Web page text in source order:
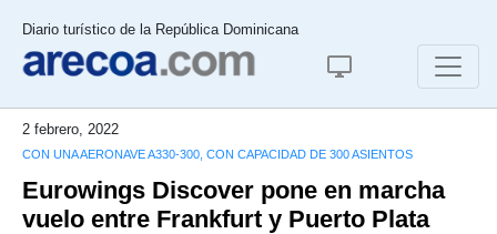
Diario turístico de la República Dominicana
2 febrero, 2022
CON UNA AERONAVE A330-300, CON CAPACIDAD DE 300 ASIENTOS
Eurowings Discover pone en marcha
vuelo entre Frankfurt y Puerto Plata